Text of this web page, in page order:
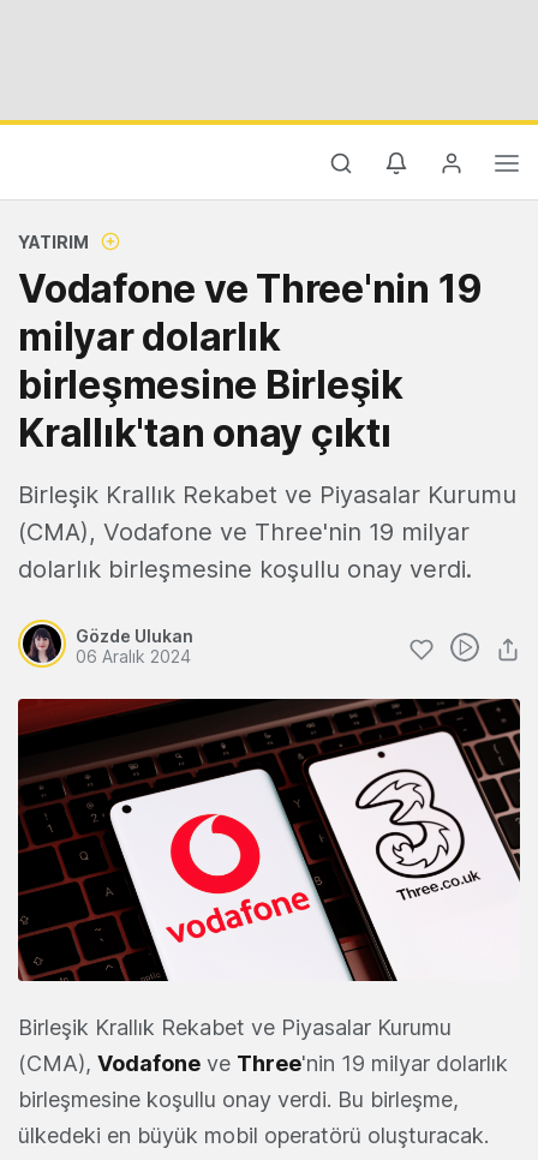
YATIRIM
Vodafone ve Three'nin 19
milyar dolarlık
birleşmesine Birleşik
Krallık'tan onay çıktı
Birleşik Krallık Rekabet ve Piyasalar Kurumu
(CMA), Vodafone ve Three'nin 19 milyar
dolarlık birleşmesine koşullu onay verdi.
Gözde Ulukan
06 Aralık 2024
Birleşik Krallık Rekabet ve Piyasalar Kurumu
(CMA), Vodafone ve Three'nin 19 milyar dolarlık
birleşmesine koşullu onay verdi. Bu birleşme,
ülkedeki en büyük mobil operatörü oluşturacak.